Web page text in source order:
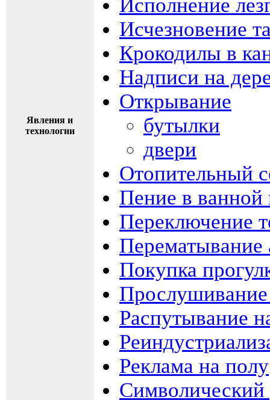
Явления и
технологии
Исполнение
Исчезновение
Крокодилы в
Надписи на
Открывание
бутылки
двери
Отопительный
Пение в ванной
Переключение
Перематывание
Покупка
Распутывание
Реклама на полу
Символический